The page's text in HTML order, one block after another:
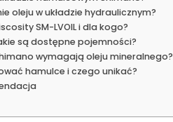
oleju w układzie hydraulicznym?
SM-LVOIL i dla kogo?
są dostępne pojemności?
wymagają oleju mineralnego?
hamulce i czego unikać?